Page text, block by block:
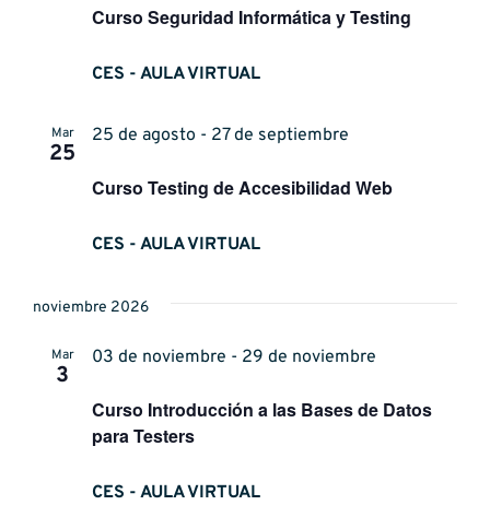
Curso Seguridad Informática y Testing
CES - AULA VIRTUAL
Mar
25
Curso Testing de Accesibilidad Web
25 de agosto - 27 de septiembre
CES - AULA VIRTUAL
noviembre 2026
Mar
3
Curso Introducción a las Bases de Datos
para Testers
03 de noviembre - 29 de noviembre
CES - AULA VIRTUAL